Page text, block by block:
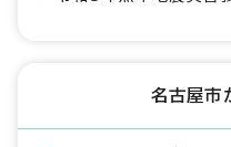
名古屋市